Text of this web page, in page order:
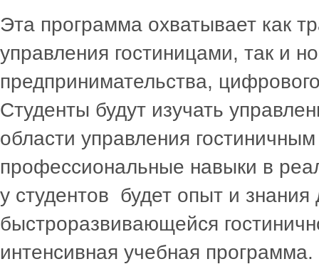
Эта программа охватывает как
управления гостиницами, так и
предпринимательства,
Студенты будут изучать
области управления
профессиональные навыки в
у студентов будет опыт и
быстроразвивающейся
интенсивная учебная программа.